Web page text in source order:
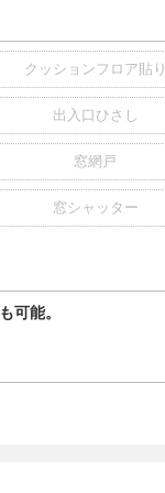
クッションフロア貼り
出入口ひさし
窓網戸
窓シャッター
可能。